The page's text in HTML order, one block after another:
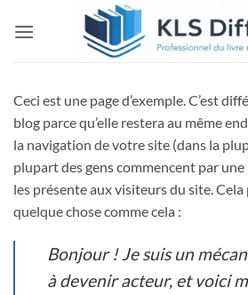
Ceci est une page d’exemple. C’est
blog parce qu’elle restera au même
la navigation de votre site (dans la
plupart des gens commencent par une
les présente aux visiteurs du site.
quelque chose comme cela :
Bonjour ! Je suis un
à devenir acteur, et voici